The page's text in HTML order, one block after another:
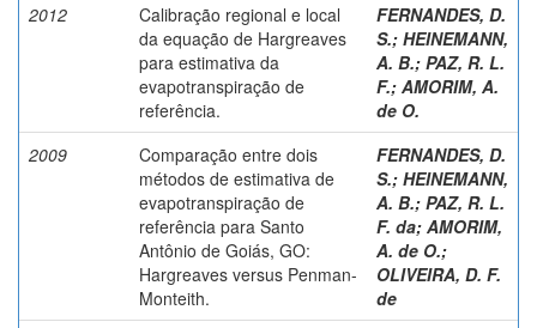
2012
Calibração regional e local
da equação de Hargreaves
para estimativa da
evapotranspiração de
referência.
FERNANDES, D.
S.; HEINEMANN,
A. B.; PAZ, R. L.
F.; AMORIM, A.
de O.
2009
Comparação entre dois
métodos de estimativa de
evapotranspiração de
referência para Santo
Antônio de Goiás, GO:
Hargreaves versus Penman-
Monteith.
FERNANDES, D.
S.; HEINEMANN,
A. B.; PAZ, R. L.
F. da; AMORIM,
A. de O.;
OLIVEIRA, D. F.
de